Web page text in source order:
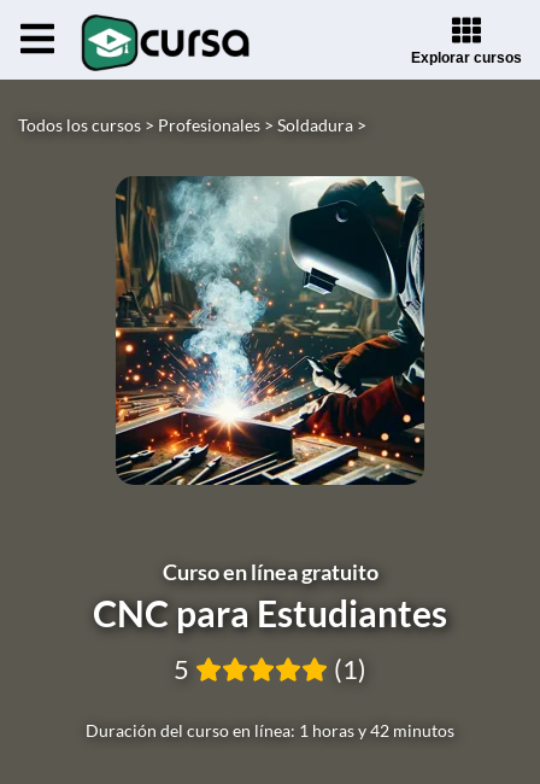
Explorar cursos
Todos los cursos > Profesionales > Soldadura >
Curso en línea gratuito
CNC para Estudiantes
Duración del curso en línea: 1 horas y 42 minutos
5 (1)